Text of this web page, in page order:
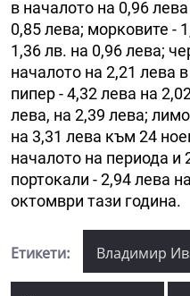
в началото на 0,96
0,85 лева; морковите -
1,36 лв. на 0,96 лева;
началото на 2,21 лева
пипер - 4,32 лева на
лева, на 2,39 лева;
на 3,31 лева към 24
началото на периода и
портокали - 2,94 лева
октомври тази година.
Етикети: Владимир